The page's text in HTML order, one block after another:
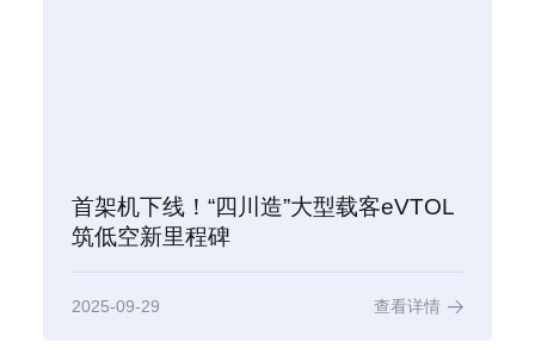
首架机下线！“四川造”大型载客eVTOL
筑低空新里程碑
2025-09-29 查看详情